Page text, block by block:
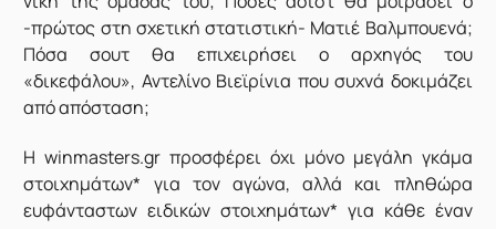
-πρώτος στη σχετική στατιστική- Ματιέ Βαλμπουενά;
Πόσα σουτ θα επιχειρήσει ο αρχηγός του
«δικεφάλου», Αντελίνο Βιεϊρίνια που συχνά δοκιμάζει
από απόσταση;
Ηwinmasters.gr προσφέρει όχι μόνο μεγάλη γκάμα
στοιχημάτων* για τον αγώνα, αλλά και πληθώρα
ευφάνταστων ειδικών στοιχημάτων* για κάθε έναν